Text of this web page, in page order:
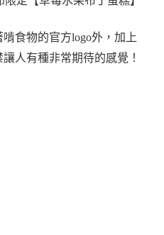
食物的官方logo外，加上
人有種非常期待的感覺！